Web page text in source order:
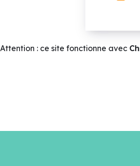
Attention : ce site fonctionne avec